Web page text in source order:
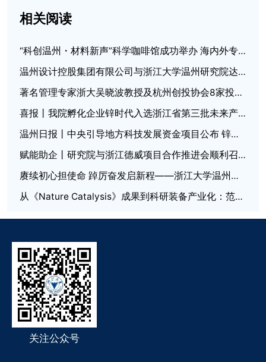
相关阅读
“科创温州・材料新声”科学咖啡馆成功举办 海内外专家共探催化新材料与氢能国际合作
温州设计控股集团有限公司与浙江大学温州研究院达成战略合作
著名管理专家浙大吴晓波教授及杭州创投协会8家投资机构来访考察
喜报丨我院孵化企业锌时代入选浙江省第三批未来产业“四库”培育名单
温州日报丨中央引导地方科技发展资金项目公布 锌芯钛晶获500万元奖补
赋能助企丨研究院与浙江德威项目合作推进会顺利召开
赓续初心担使命 踔厉奋发启新程——浙江大学温州研究院党总支委员会换届选举大会圆满召开
从《Nature Catalysis》成果到科研装备产业化：范本科技原位表征平台助力非热等离子体催化研究
关注公众号